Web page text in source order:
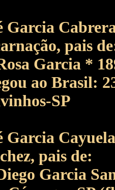
Garcia
pais
Garcia *
ao Brasil:
SP
Garcia
pais de:
Garcia